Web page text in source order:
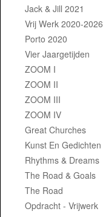
Jack & Jill 2021
Vrij Werk 2020-2026
Porto 2020
Vier Jaargetijden
ZOOM I
ZOOM II
ZOOM III
ZOOM IV
Great Churches
Kunst En Gedichten
Rhythms & Dreams
The Road & Goals
The Road
Opdracht - Vrijwerk